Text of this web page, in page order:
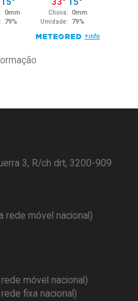
3, R/ch drt, 3200-909
rede móvel nacional)
móvel nacional)
fixa nacional)